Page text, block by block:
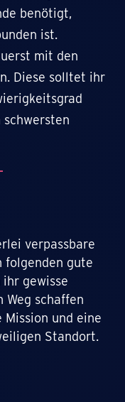
benötigt,
ist.
mit den
Diese solltet ihr
verpassbare
folgenden gute
gewisse
Weg schaffen
und eine
Standort.